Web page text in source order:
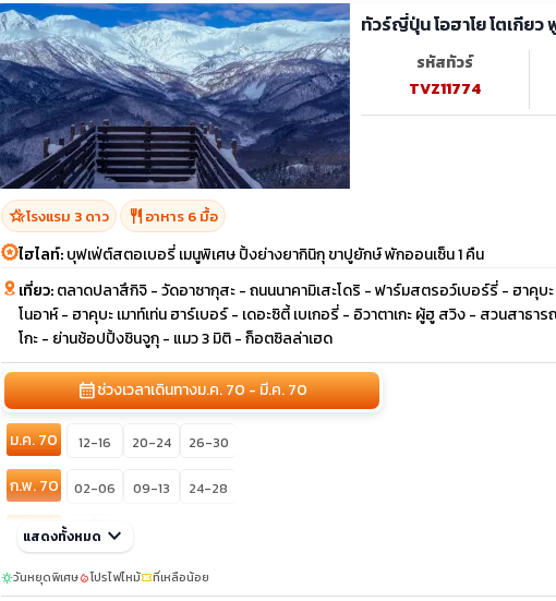
ทัวร์ญี่ปุ่น โอฮาโย โตเกีย
รหัสทัวร์
TVZ11774
hotel_classโรงแรม 3 ดาว restaurant อาหาร 6 มื้อ
ไฮไลท์:บุฟเฟ่ต์สตอเบอรี่ เมนูพิเศษ ปิ้งย่างยากินิกุ ขาปูยักษ์ พักออนเซ็น 1 คืน
เที่ยว:ตลาดปลาสึกิจิ - วัดอาซากุสะ - ถนนนาคามิเสะโดริ - ฟาร์มสตรอว์เบอร์รี่ - ฮาคุบะ
โนอาห์ - ฮาคุบะ เมาท์เท่น ฮาร์เบอร์ - เดอะซิตี้ เบเกอรี่ - อิวาตาเกะ ผู้ฮู สวิง - สวนสาธ
โกะ - ย่านช้อปปิ้งชินจูกุ - แมว 3 มิติ - ก็อตซิลล่าเฮด
calendar_monthช่วงเวลาเดินทางม.ค. 70 - มี.ค. 70
ม.ค. 70 12-16 20-24 26-30
ก.พ. 70 02-06 09-13 24-28
มี.ค. 70 03-07
แสดงทั้งหมด keyboard_arrow_down
sunnyวันหยุดพิเศษlocal_fire_departmentโปรไฟไหม้confirmation_numberที่เหลือน้อย